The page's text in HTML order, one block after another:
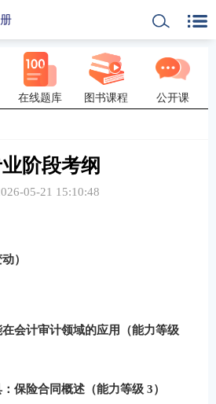
在线题库 图书课程 公开课
阶段考纲
05-21 15:10:48
）
在会计审计领域的应用
（能力等级
保险合同概述（能力等级 3）